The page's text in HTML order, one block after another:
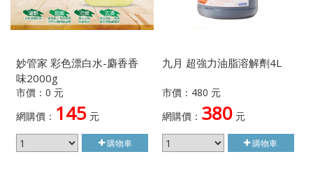
妙管家 彩色漂白水-麝香香
味2000g
市價：0 元
網購價： 145 元
購物車
九月 超強力油脂溶解劑4L
市價：480 元
網購價： 380元
購物車